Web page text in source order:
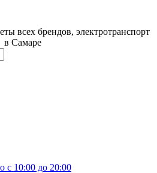
всех брендов, электротранспорт
в Самаре
с 10:00 до 20:00